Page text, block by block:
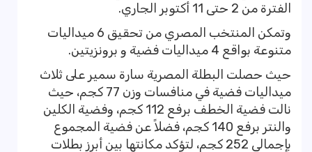
الفترة من 2 حتى 11 أكتوبر الجاري.
وتمكن المنتخب المصري من تحقيق 6 ميداليات
متنوعة بواقع 4 ميداليات فضية و برونزيتين.
حيث حصلت البطلة المصرية سارة سمير على ثلاث
ميداليات فضية في منافسات وزن 77 كجم، حيث
نالت فضية الخطف برفع 112 كجم، وفضية الكلين
والنتر برفع 140 كجم، فضلاً عن فضية المجموع
بإجمالي 252 كجم، لتؤكد مكانتها بين أبرز بطلات